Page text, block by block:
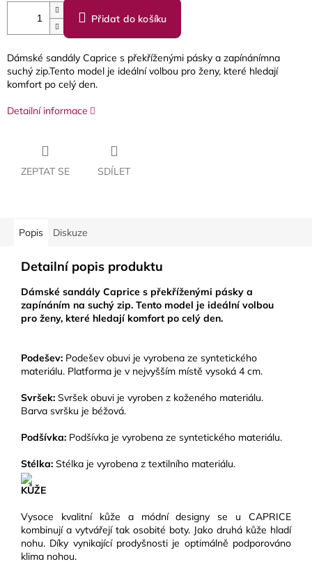
Přidat do košíku
Dámské sandály Caprice s překříženými pásky a zapínánímna
suchý zip.Tento model je ideální volbou pro ženy, které hledají
komfort po celý den.
Detailní informace
ZEPTAT SE SDÍLET
Popis Diskuze
Detailní popis produktu
Dámské sandály Caprice s překříženými pásky a
zapínáním na suchý zip. Tento model je ideální volbou
pro ženy, které hledají komfort po celý den.
Podešev: Podešev obuvi je vyrobena ze syntetického
materiálu. Platforma je v nejvyšším místě vysoká 4 cm.
Svršek: Svršek obuvi je vyroben z koženého materiálu.
Barva svršku je béžová.
Podšívka: Podšívka je vyrobena ze syntetického materiálu.
Stélka: Stélka je vyrobena z textilního materiálu.
KŮŽE
Vysoce kvalitní kůže a módní designy se u CAPRICE
kombinují a vytvářejí tak osobité boty. Jako druhá kůže hladí
nohu. Díky vynikající prodyšnosti je optimálně podporováno
klima nohou.